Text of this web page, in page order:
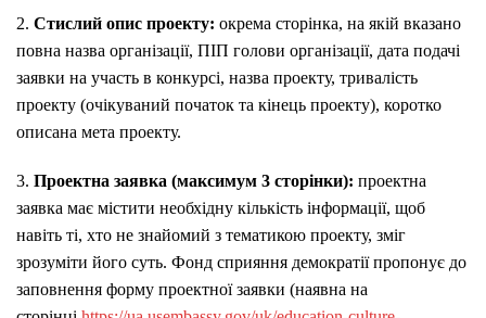
2. Стислий опис проекту: окрема сторінка, на якій вказано
повна назва організації, ПІП голови організації, дата подачі
заявки на участь в конкурсі, назва проекту, тривалість
проекту (очікуваний початок та кінець проекту), коротко
описана мета проекту.
3. Проектна заявка (максимум 3 сторінки): проектна
заявка має містити необхідну кількість інформації, щоб
навіть ті, хто не знайомий з тематикою проекту, зміг
зрозуміти його суть. Фонд сприяння демократії пропонує до
заповнення форму проектної заявки (наявна на